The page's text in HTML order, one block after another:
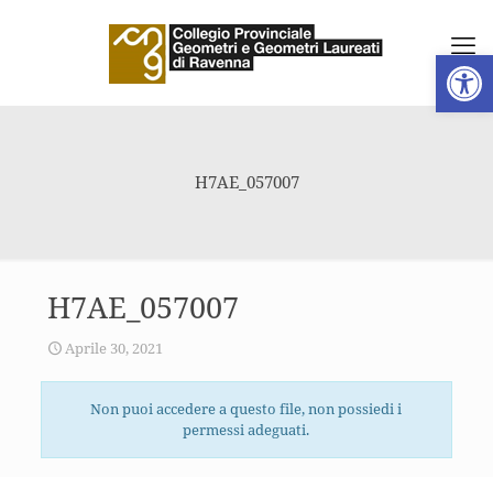
Apri
H7AE_057007
H7AE_057007
Aprile 30, 2021
Non puoi accedere a questo file, non possiedi i
permessi adeguati.